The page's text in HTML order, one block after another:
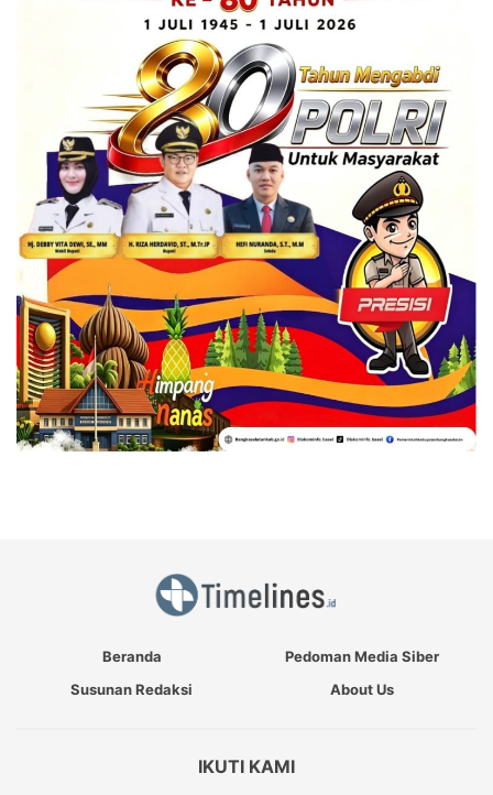
Beranda
Pedoman Media Siber
Susunan Redaksi
About Us
IKUTI KAMI